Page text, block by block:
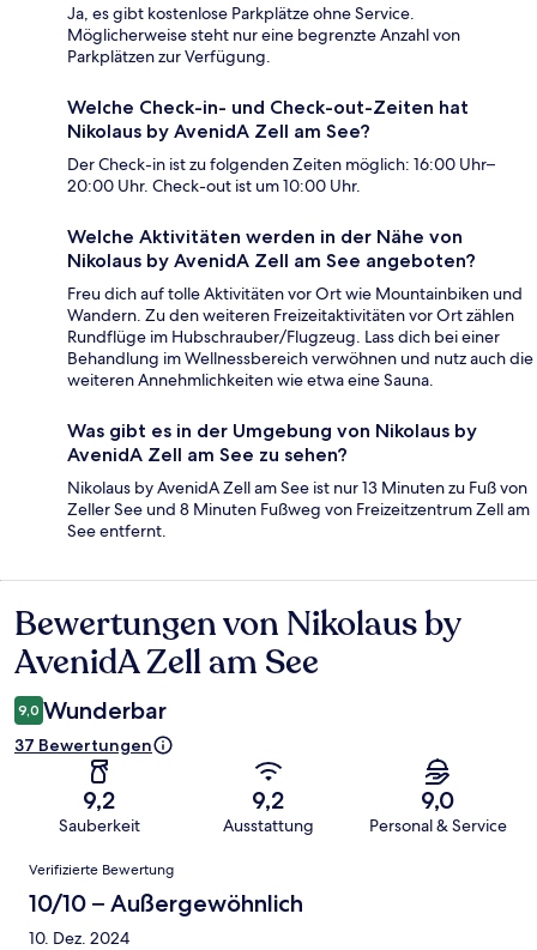
Ja, es gibt kostenlose Parkplätze ohne Service.
Möglicherweise steht nur eine begrenzte Anzahl von
Parkplätzen zur Verfügung.
Welche Check-in- und Check-out-Zeiten hat
Nikolaus by AvenidA Zell am See?
Der Check-in ist zu folgenden Zeiten möglich: 16:00 Uhr–
20:00 Uhr. Check-out ist um 10:00 Uhr.
Welche Aktivitäten werden in der Nähe von
Nikolaus by AvenidA Zell am See angeboten?
Freu dich auf tolle Aktivitäten vor Ort wie Mountainbiken und
Wandern. Zu den weiteren Freizeitaktivitäten vor Ort zählen
Rundflüge im Hubschrauber/Flugzeug. Lass dich bei einer
Behandlung im Wellnessbereich verwöhnen und nutz auch die
weiteren Annehmlichkeiten wie etwa eine Sauna.
Was gibt es in der Umgebung von Nikolaus by
AvenidA Zell am See zu sehen?
Nikolaus by AvenidA Zell am See ist nur 13 Minuten zu Fuß von
Zeller See und 8 Minuten Fußweg von Freizeitzentrum Zell am
See entfernt.
Bewertungen
Bewertungen von Nikolaus by
AvenidA Zell am See
9,0 Wunderbar
37 Bewertungen
9,2
Sauberkeit
9,2
Ausstattung
9,0
Personal & Service
Bewertungen
Verifizierte Bewertung
10/10 – Außergewöhnlich
10. Dez. 2024